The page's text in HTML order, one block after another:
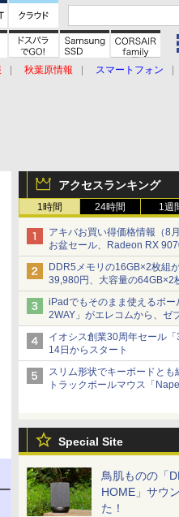
秋葉原情報
スマートフォン
アクセスランキング
1時間 24時間 1週
アキバお買い得価格情報（8
お盆セール、Radeon RX
円、水平周波数24.8kHz対応
9,801円、暑さ指数連動セー
DDR5メモリの16GB×2枚組
39,980円、大容量の64GB×2
[8月前半のメモリ価格]
iPadでもそのまま使えるボ
2WAY」がエレコムから、ゼ
イオシス創業30周年セール
14日からスタート
スリム形状でキーボードとも
トラックボールマウス「
Special Site
鳥肌ものの「
HOME」サウ
た！